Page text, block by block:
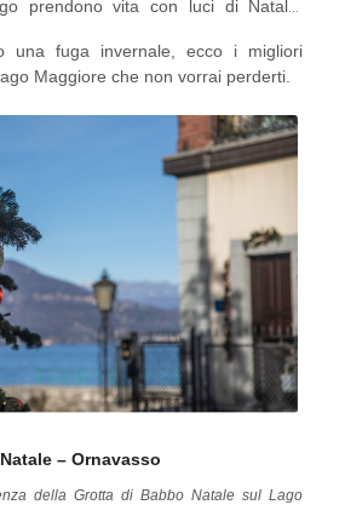
prendono vita con luci di Natale,
una fuga invernale, ecco i migliori
Maggiore che non vorrai perderti.
– Ornavasso
della Grotta di Babbo Natale sul Lago